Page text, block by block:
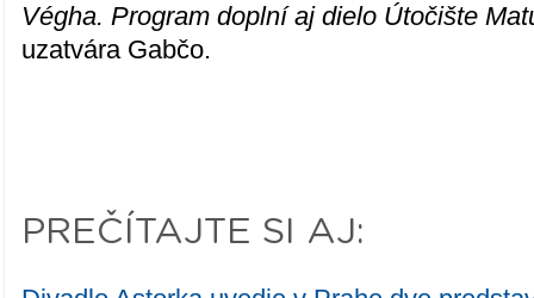
Végha. Program doplní aj dielo Útočište
uzatvára Gabčo.
PREČÍTAJTE SI AJ: